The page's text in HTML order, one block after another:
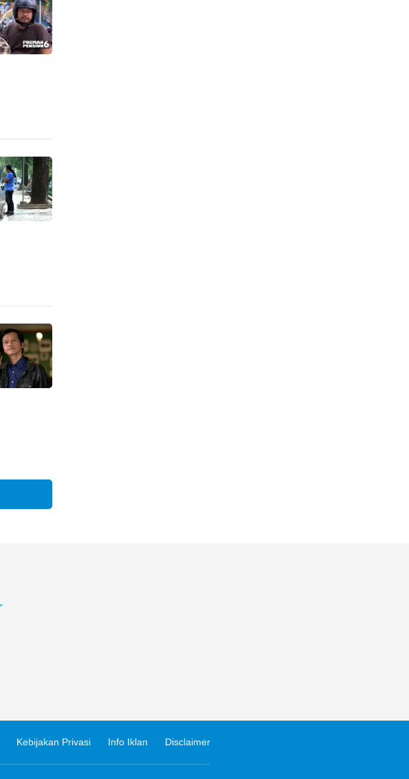
Kebijakan Privasi Info Iklan Disclaimer